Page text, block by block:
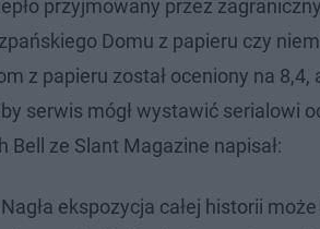
przyjmowany przez
Domu z papieru czy
z papieru został oceniony na
serwis mógł wystawić serialowi
ze Slant Magazine napisał:
Nagła ekspozycja całej historii